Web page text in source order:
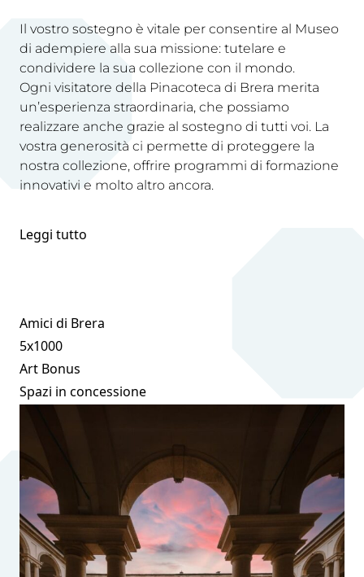
Il vostro sostegno è vitale per consentire al Museo
di adempiere alla sua missione: tutelare e
condividere la sua collezione con il mondo.
Ogni visitatore della Pinacoteca di Brera merita
un’esperienza straordinaria, che possiamo
realizzare anche grazie al sostegno di tutti voi. La
vostra generosità ci permette di proteggere la
nostra collezione, offrire programmi di formazione
innovativi e molto altro ancora.
Leggi tutto
Amici di Brera
5x1000
Art Bonus
Spazi in concessione